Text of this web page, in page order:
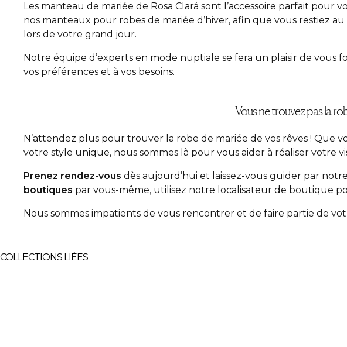
Les manteau de mariée de Rosa Clará sont l’accessoire parfait
nos manteaux pour robes de mariée d’hiver, afin que vous restiez
lors de votre grand jour.
Notre équipe d’experts en mode nuptiale se fera un plaisir de vous
vos préférences et à vos besoins.
Vous ne trouvez pas la
N’attendez plus pour trouver la robe de mariée de vos rêves !
votre style unique, nous sommes là pour vous aider à réaliser votre
Prenez rendez-vous dès aujourd’hui et laissez-vous guider par
boutiques par vous-même, utilisez notre localisateur de boutique
Nous sommes impatients de vous rencontrer et de faire partie de
COLLECTIONS LIÉES